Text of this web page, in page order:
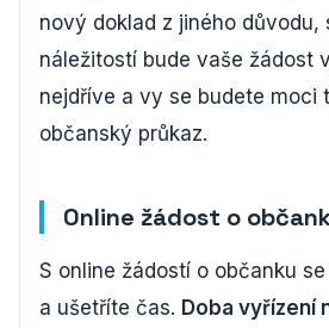
nový doklad z jiného důvodu,
náležitostí bude vaše žádost
nejdříve a vy se budete moci
občanský průkaz.
Online žádost o
S online žádostí o občanku
a ušetříte čas. Doba vyřízení